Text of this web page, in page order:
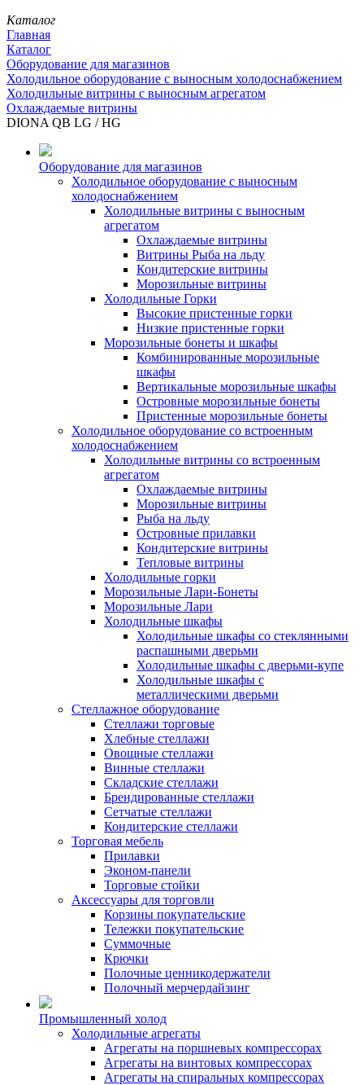
Каталог
Главная
Каталог
Оборудование для магазинов
Холодильное оборудование с выносным холодоснабжением
Холодильные витрины с выносным агрегатом
Охлаждаемые витрины
DIONA QB LG / HG
Оборудование для магазинов
Холодильное оборудование с выносным
холодоснабжением
Холодильные витрины с выносным
агрегатом
Охлаждаемые витрины
Витрины Рыба на льду
Кондитерские витрины
Морозильные витрины
Холодильные Горки
Высокие пристенные горки
Низкие пристенные горки
Морозильные бонеты и шкафы
Комбинированные морозильные
шкафы
Вертикальные морозильные шкафы
Островные морозильные бонеты
Пристенные морозильные бонеты
Холодильное оборудование со встроенным
холодоснабжением
Холодильные витрины со встроенным
агрегатом
Охлаждаемые витрины
Морозильные витрины
Рыба на льду
Островные прилавки
Кондитерские витрины
Тепловые витрины
Холодильные горки
Морозильные Лари-Бонеты
Морозильные Лари
Холодильные шкафы
Холодильные шкафы со стеклянными
распашными дверьми
Холодильные шкафы с дверьми-купе
Холодильные шкафы с
металлическими дверьми
Стеллажное оборудование
Стеллажи торговые
Хлебные стеллажи
Овощные стеллажи
Винные стеллажи
Складские стеллажи
Брендированные стеллажи
Сетчатые стеллажи
Кондитерские стеллажи
Торговая мебель
Прилавки
Эконом-панели
Торговые стойки
Аксессуары для торговли
Корзины покупательские
Тележки покупательские
Суммочные
Крючки
Полочные ценникодержатели
Полочный мерчердайзинг
Промышленный холод
Холодильные агрегаты
Агрегаты на поршневых компрессорах
Агрегаты на винтовых компрессорах
Агрегаты на спиральных компрессорах